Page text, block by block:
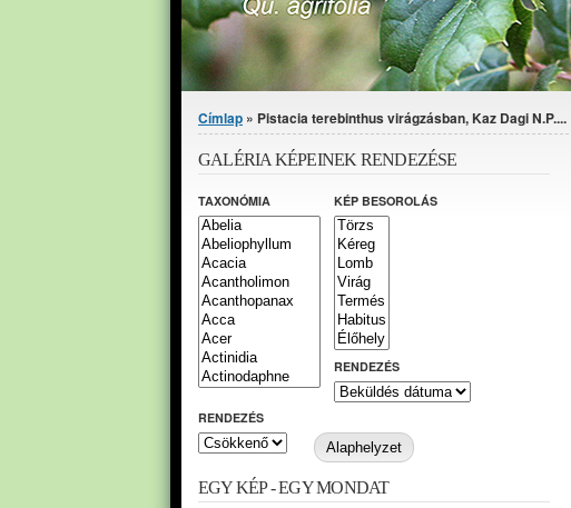
Jelenlegi hely
Címlap » Pistacia terebinthus virágzásban, Kaz Dagi N.P....
GALÉRIA KÉPEINEK RENDEZÉSE
TAXONÓMIA KÉP BESOROLÁS
RENDEZÉS
RENDEZÉS
EGY KÉP - EGY MONDAT